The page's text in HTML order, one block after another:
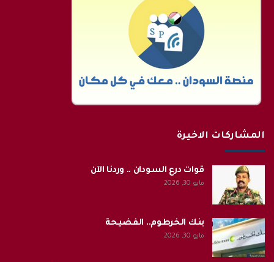
المشاركات الاخيرة
قوات درع السودان .. وردنا الآن
مايو 30, 2026
بنك الخرطوم.. الفضيحة
مايو 30, 2026